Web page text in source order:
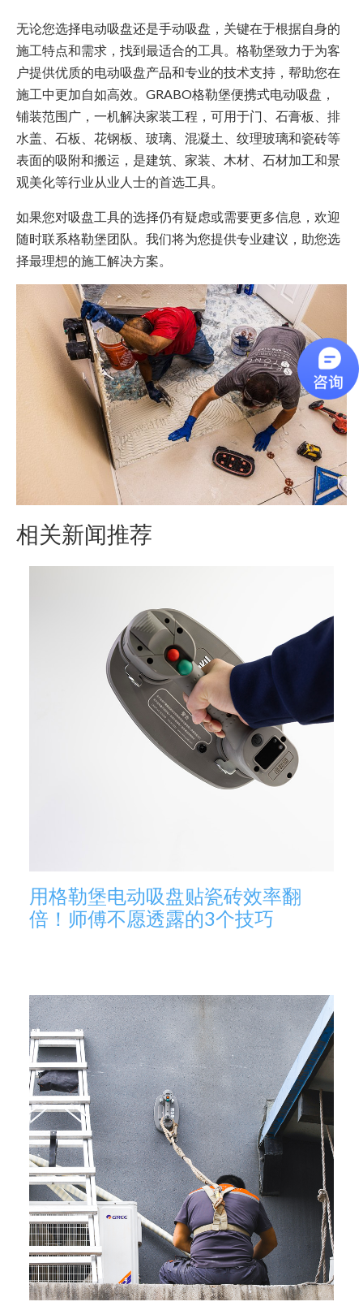
无论您选择电动吸盘还是手动吸盘，关键在于根据自身的
施工特点和需求，找到最适合的工具。格勒堡致力于为客
户提供优质的电动吸盘产品和专业的技术支持，帮助您在
施工中更加自如高效。GRABO格勒堡便携式电动吸盘，
铺装范围广，一机解决家装工程，可用于门、石膏板、排
水盖、石板、花钢板、玻璃、混凝土、纹理玻璃和瓷砖等
表面的吸附和搬运，是建筑、家装、木材、石材加工和景
观美化等行业从业人士的首选工具。
如果您对吸盘工具的选择仍有疑虑或需要更多信息，欢迎
随时联系格勒堡团队。我们将为您提供专业建议，助您选
择最理想的施工解决方案。
相关新闻推荐
用格勒堡电动吸盘贴瓷砖效率翻
倍！师傅不愿透露的3个技巧